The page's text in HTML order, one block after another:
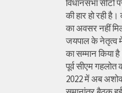
विधानसभा सीटों
की हार हो रही
का अवसर नहीं
जयपाल के नेतृत्व
का सम्मान किया
पूर्व सीएम
2022 में अब